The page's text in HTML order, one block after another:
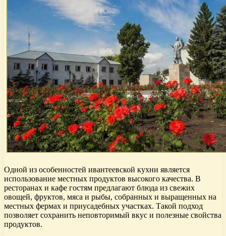
Одной из особенностей ивантеевской кухни является
использование местных продуктов высокого качества. В
ресторанах и кафе гостям предлагают блюда из свежих
овощей, фруктов, мяса и рыбы, собранных и выращенных на
местных фермах и приусадебных участках. Такой подход
позволяет сохранить неповторимый вкус и полезные свойства
продуктов.